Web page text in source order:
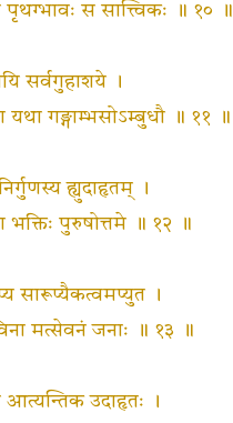
पृथग्भावः स सात्त्विकः ॥ १० ॥
सर्वगुहाशये ।
यथा गङ्गाम्भसोऽम्बुधौ ॥ ११ ॥
ह्युदाहृतम् ।
भक्तिः पुरुषोत्तमे ॥ १२ ॥
सारूप्यैकत्वमप्युत ।
मत्सेवनं जनाः ॥ १३ ॥
उदाहृतः ।